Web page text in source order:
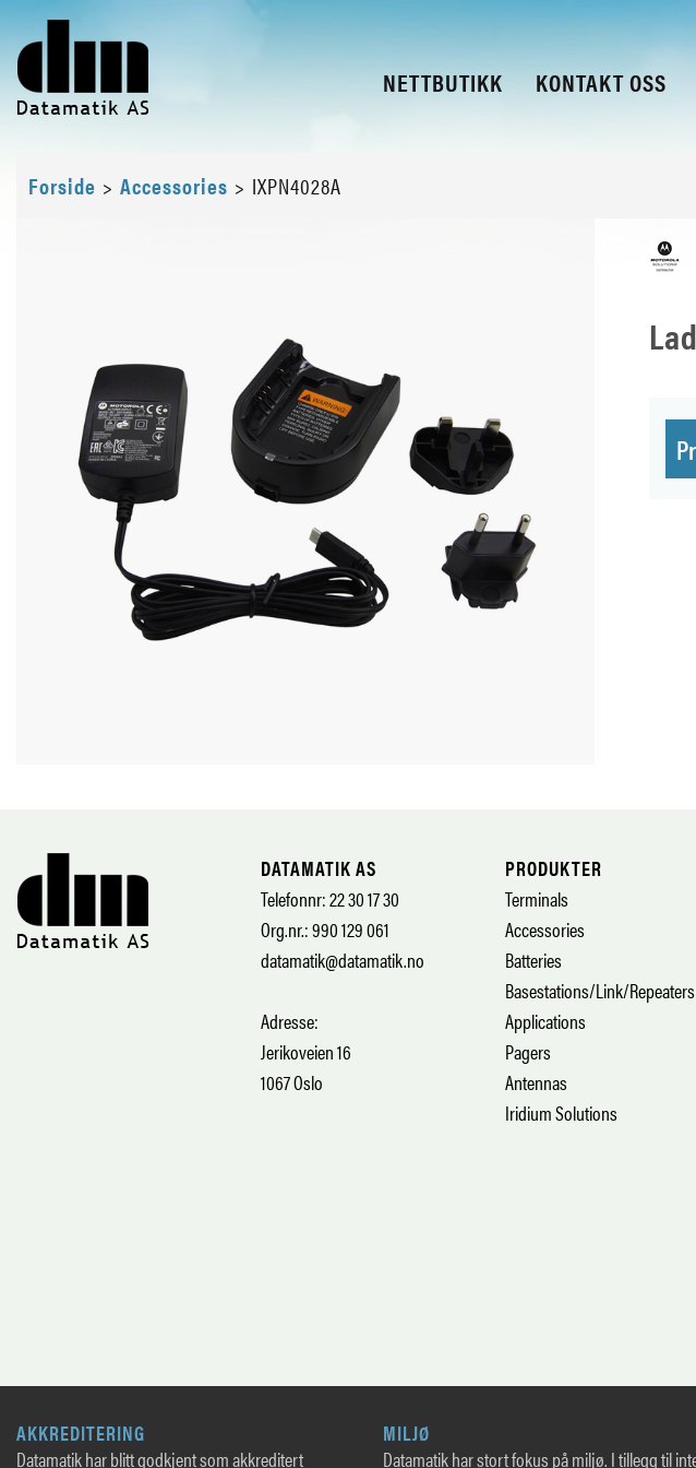
NETTBUTIKK KONTAKT OSS
Forside > Accessories > IXPN4028A
DATAMATIK AS
Telefonnr: 22 30 17 30
Org.nr.: 990 129 061
datamatik@datamatik.no
Adresse:
Jerikoveien 16
1067 Oslo
PRODUKTER
Terminals
Accessories
Batteries
Basestations/Link/Repeaters
Applications
Pagers
Antennas
Iridium Solutions
AKKREDITERING
Datamatik har blitt godkjent som akkreditert
MILJØ
Datamatik har stort fokus på miljø. I tillegg til